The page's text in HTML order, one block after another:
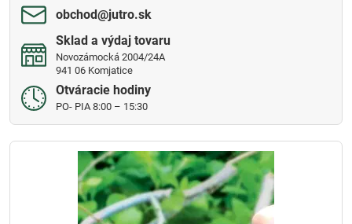
obchod​@jutro​.sk
Sklad a výdaj tovaru
Novozámocká 2004/24A
941 06 Komjatice
Otváracie hodiny
PO- PIA 8:00 – 15:30